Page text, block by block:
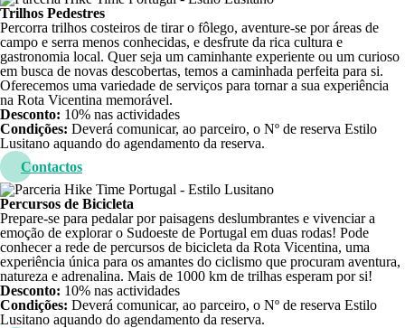
Trilhos Pedestres
Percorra trilhos costeiros de tirar o fôlego, aventure-se por áreas de
campo e serra menos conhecidas, e desfrute da rica cultura e
gastronomia local. Quer seja um caminhante experiente ou um curioso
em busca de novas descobertas, temos a caminhada perfeita para si.
Oferecemos uma variedade de serviços para tornar a sua experiência
na Rota Vicentina memorável.
Desconto: 10% nas actividades
Condições: Deverá comunicar, ao parceiro, o Nº de reserva Estilo
Lusitano aquando do agendamento da reserva.
Contactos
Percursos de Bicicleta
Prepare-se para pedalar por paisagens deslumbrantes e vivenciar a
emoção de explorar o Sudoeste de Portugal em duas rodas! Pode
conhecer a rede de percursos de bicicleta da Rota Vicentina, uma
experiência única para os amantes do ciclismo que procuram aventura,
natureza e adrenalina. Mais de 1000 km de trilhas esperam por si!
Desconto: 10% nas actividades
Condições: Deverá comunicar, ao parceiro, o Nº de reserva Estilo
Lusitano aquando do agendamento da reserva.